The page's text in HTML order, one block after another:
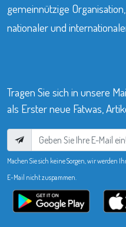
gemeinnützige
nationaler und
Tragen Sie sich in unsere
als Erster neue Fatwas,
Machen Sie sich keine Sorgen, wir
E-Mail nicht zuspammen.